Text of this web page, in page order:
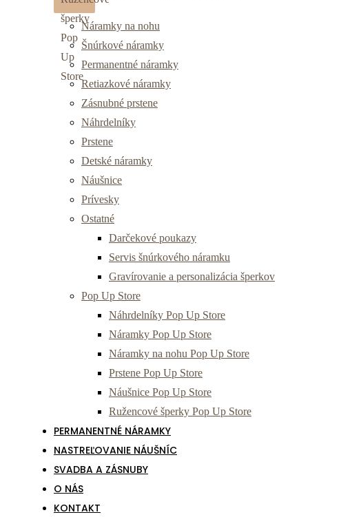
Náramky na nohu
Šnúrkové náramky
Permanentné náramky
Retiazkové náramky
Zásnubné prstene
Náhrdelníky
Prstene
Detské náramky
Náušnice
Prívesky
Ostatné
Darčekové poukazy
Servis šnúrkového náramku
Gravírovanie a personalizácia šperkov
Pop Up Store
Náhrdelníky Pop Up Store
Náramky Pop Up Store
Náramky na nohu Pop Up Store
Prstene Pop Up Store
Náušnice Pop Up Store
Ružencové šperky Pop Up Store
PERMANENTNÉ NÁRAMKY
NASTREĽOVANIE NÁUŠNÍC
SVADBA A ZÁSNUBY
O NÁS
KONTAKT